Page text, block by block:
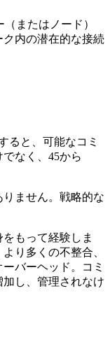
またはノード）
内の潜在的な接続
- 1)}{2}
ると、可能なコミ
なく、45から
ません。戦略的な
もって経験しま
り多くの不整合、
バーヘッド。コミ
し、管理されなけ